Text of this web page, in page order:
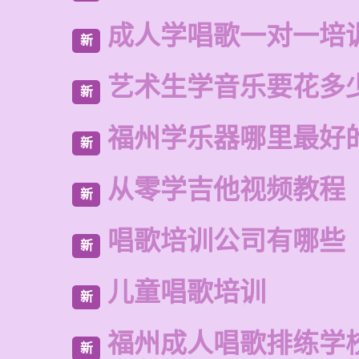
新 成人学唱歌一对一培
新 艺术生学音乐要花多
新 福州学乐器哪里最好
新 从零学吉他视频教程
新 唱歌培训公司有哪些
新 儿童唱歌培训
新 福州成人唱歌排练学